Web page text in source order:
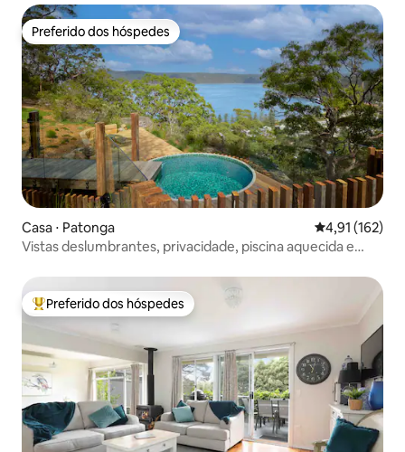
Preferido dos hóspedes
Preferido dos hóspedes
Casa ⋅ Patonga 4,91 de uma
4,91 (162)
Vistas deslumbrantes, privacidade, piscina aquecida e
Entre os melhores preferidos dos hóspedes
Preferido dos hóspedes